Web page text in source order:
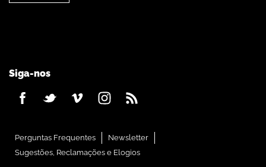
Siga-nos
Perguntas Frequentes
Newsletter
Sugestões, Reclamações e Elogios